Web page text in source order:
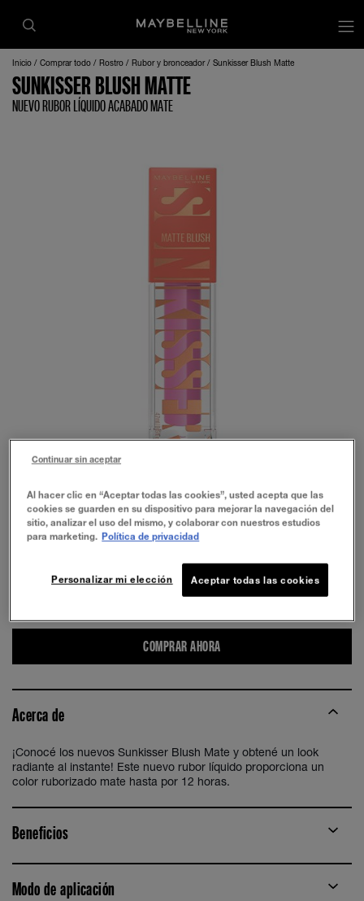
Inicio Comprar todo Rostro Rubor y bronceador Sunkisser Blush Matte
SUNKISSER BLUSH MATTE
NUEVO RUBOR LÍQUIDO ACABADO MATE
COMPRAR AHORA
Acerca de
¡Conocé los nuevos Sunkisser Blush Mate y obtené un look
radiante al instante! Este nuevo rubor líquido proporciona un
color ruborizado mate hasta por 12 horas.
Beneficios
Modo de aplicación
Al hacer clic en “Aceptar todas las cookies”, usted acepta que las
cookies se guarden en su dispositivo para mejorar la navegación del
sitio, analizar el uso del mismo, y colaborar con nuestros estudios
para marketing. Política de privacidad
Aceptar todas las cookies
Personalizar mi elección
Continuar sin aceptar